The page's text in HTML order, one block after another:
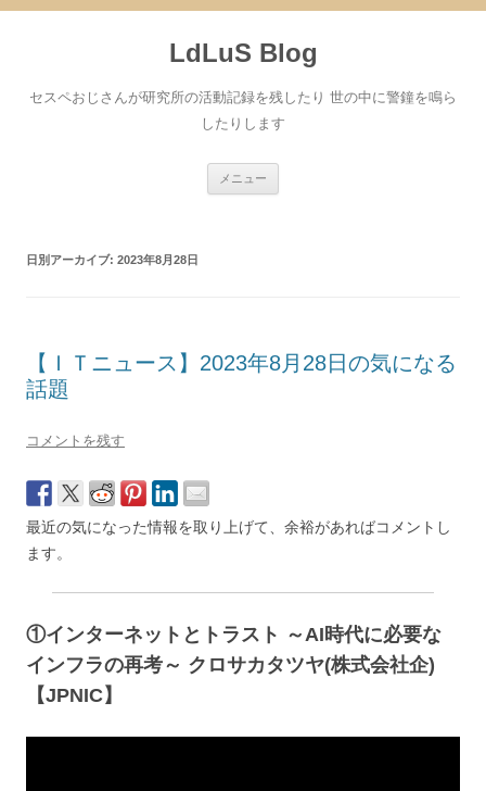
へ
ス
LdLuS Blog
セスペおじさんが研究所の活動記録を残したり 世の中に警鐘を鳴ら
したりします
メニュー
日別アーカイブ: 2023年8月28日
【ＩＴニュース】2023年8月28日の気になる
話題
コメントを残す
最近の気になった情報を取り上げて、余裕があればコメントし
ます。
①インターネットとトラスト ～AI時代に必要な
インフラの再考～ クロサカタツヤ(株式会社企)
【JPNIC】